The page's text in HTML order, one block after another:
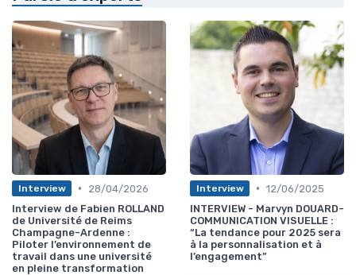
Interview •
28/04/2026
Interview de Fabien ROLLAND
de Université de Reims
Champagne-Ardenne :
Piloter l’environnement de
travail dans une université
en pleine transformation
Interview • 12/06/2025
INTERVIEW - Marvyn DOUARD-
COMMUNICATION VISUELLE :
“La tendance pour 2025 sera
à la personnalisation et à
l’engagement”